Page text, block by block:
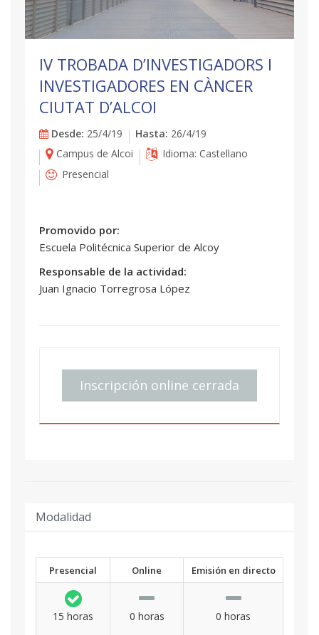
IV TROBADA D’INVESTIGADORS I
INVESTIGADORES EN CÀNCER
CIUTAT D’ALCOI
Desde: 25/4/19 Hasta: 26/4/19
Campus de Alcoi
Idioma: Castellano
Presencial
Promovido por:
Escuela Politécnica Superior de Alcoy
Responsable de la actividad:
Juan Ignacio Torregrosa López
Inscripción online cerrada
Modalidad
Presencial Online Emisión en directo
15 horas 0 horas 0 horas